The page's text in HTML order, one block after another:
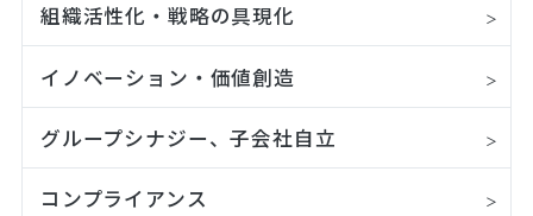
組織活性化・戦略の具現化
イノベーション・価値創造
グループシナジー、子会社自立
コンプライアンス